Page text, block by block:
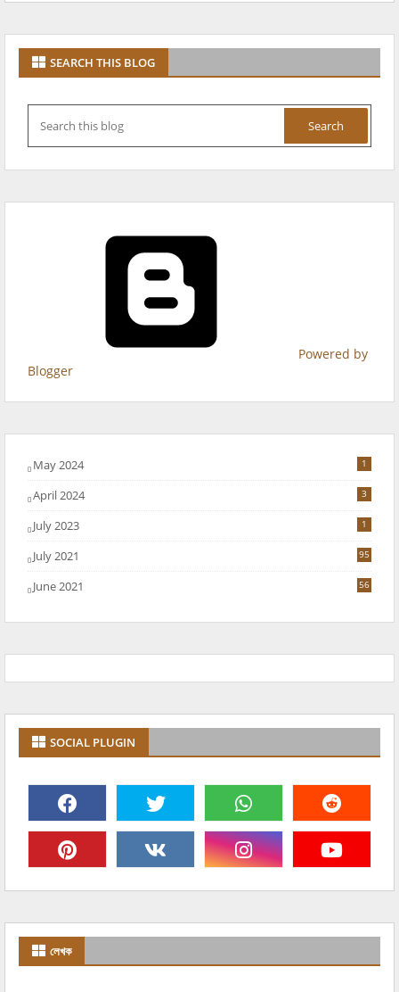
SEARCH THIS BLOG
Powered by
Blogger
May 2024 1
April 2024 3
July 2023 1
July 2021 95
June 2021 56
SOCIAL PLUGIN
লেখক